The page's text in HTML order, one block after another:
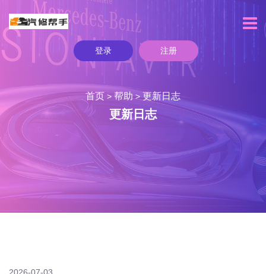
登录 注册
首页 > 帮助>更新日志
更新日志